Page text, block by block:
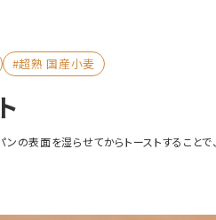
ンの表面を湿らせてからトーストすること
#超熟 国産小麦